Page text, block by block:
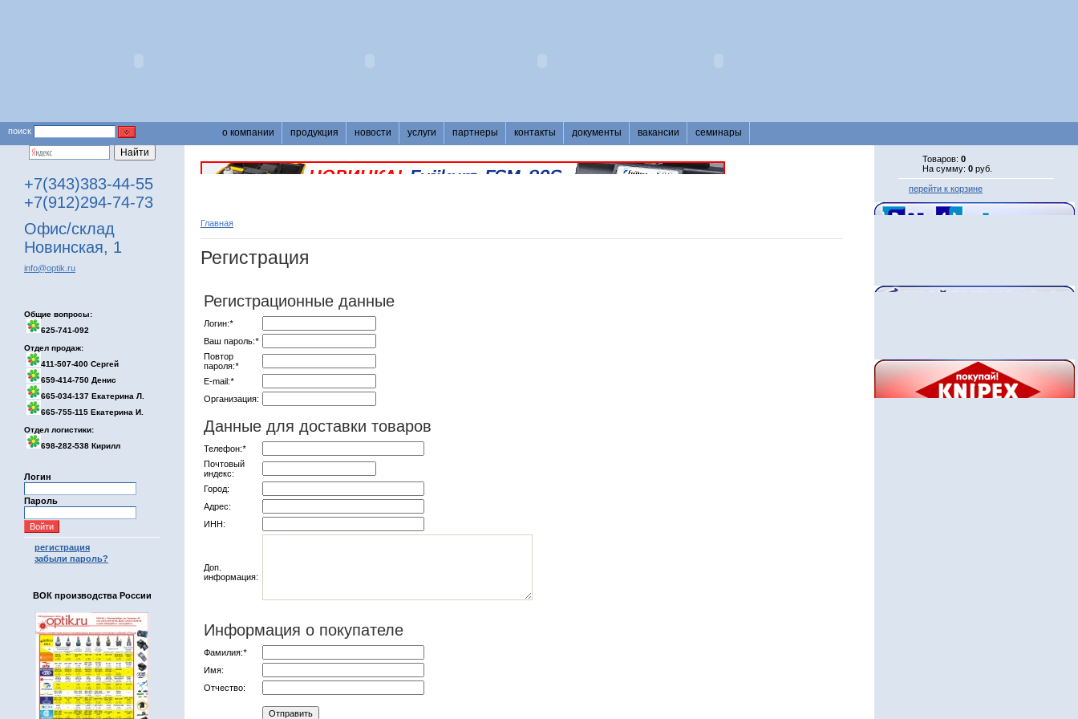
поиск о компании продукция новости услуги партнеры контакты документы вакансии семинары
+7(343)383-44-55
+7(912)294-74-73
Офис/склад
Новинская, 1
info@optik.ru
Общие вопросы:
625-741-092
Отдел продаж:
411-507-400 Сергей
659-414-750 Денис
665-034-137 Екатерина Л.
665-755-115 Екатерина И.
Отдел логистики:
698-282-538 Кирилл
Логин
Пароль
регистрация
забыли пароль?
ВОК производства России
Главная
Регистрация
Регистрационные данные
Логин:*
Ваш пароль:*
Повтор
пароля:*
E-mail:*
Организация:
Данные для доставки товаров
Телефон:*
Почтовый
индекс:
Город:
Адрес:
ИНН:
Доп.
информация:
Информация о покупателе
Фамилия:*
Имя:
Отчество:
Товаров: 0
На сумму: 0 руб.
перейти к корзине